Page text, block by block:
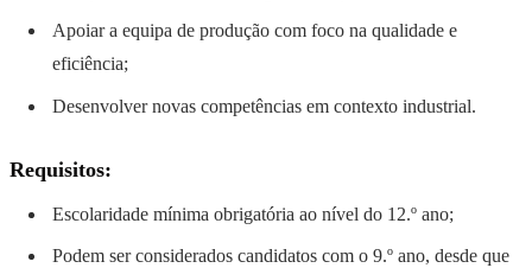
Apoiar a equipa de produção com foco na qualidade e
eficiência;
Desenvolver novas competências em contexto industrial.
Requisitos:
Escolaridade mínima obrigatória ao nível do 12.º ano;
Podem ser considerados candidatos com o 9.º ano, desde que